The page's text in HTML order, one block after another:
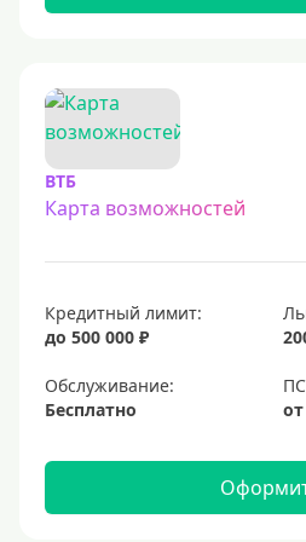
С процентом на остаток
Без процентов
5000 руб
10000 руб
20000 руб
25000 руб
ВТБ
Карта возможностей
Кредитный лимит:
до 500 000 ₽
Обслуживание:
Бесплатно